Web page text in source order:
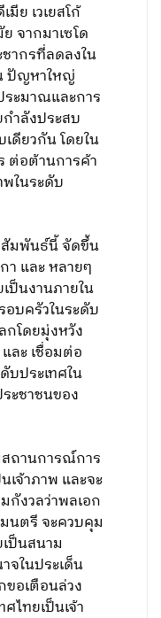
ย เวเยสโก้
จากมาเซโด
ากรที่ลดลงใน
ปัญหาใหญ่
ะมาณและการ
ำลังประสบ
ดียวกัน โดยใน
ต่อต้านการค้า
ในระดับ
สัมพันธ์นี้ จัดขึ้น
า และ หลายๆ
ป็นงานภายใน
บครัวในระดับ
โดยมุ่งหวัง
ละ เชื่อมต่อ
บประเทศใน
ะชาชนของ
ถานการณ์การ
เจ้าภาพ และจะ
งวลว่าพลเอก
นตรี จะควบคุม
ป็นสนาม
จในประเด็น
ขอเตือนล่วง
ไทยเป็นเจ้า